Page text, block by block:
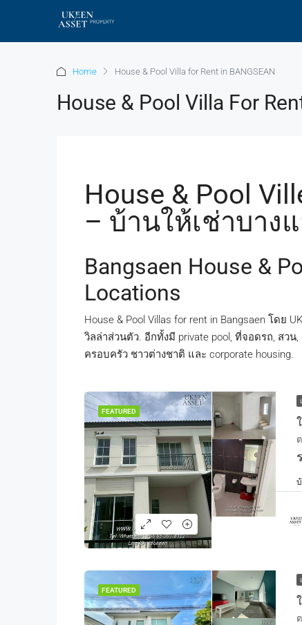
Home House & Pool Villa for Rent in BANGSEAN
House & Pool Villa For
House & Pool
– บ้านให้เช่าบาง
Bangsaen House &
Locations
House & Pool Villas for rent in Bangsaen โดย
วิลล่าส่วนตัว. อีกทั้งมี private pool, ที่จอดรถ, สว
ครอบครัว ชาวต่างชาติ และ corporate housing.
FEATURED
FEATURED